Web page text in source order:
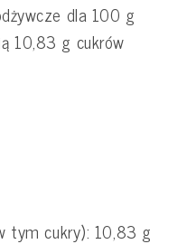
dla 100 g
10,83 g cukrów
tym cukry): 10,83 g